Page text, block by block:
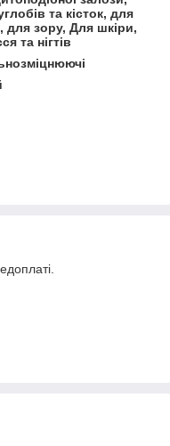
та кісток, для
для зору, Для шкіри,
та нігтів